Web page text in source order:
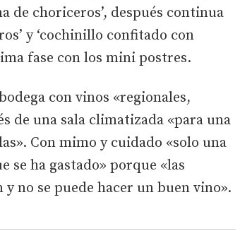
de choriceros’, después continua
y ‘cochinillo confitado con
fase con los mini postres.
con vinos «regionales,
de una sala climatizada «para una
Con mimo y cuidado «solo una
se ha gastado» porque «las
no se puede hacer un buen vino».